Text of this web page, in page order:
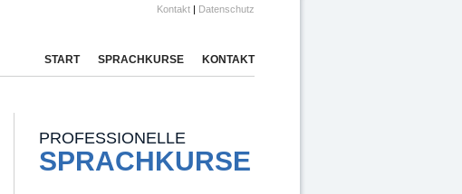
Kontakt | Datenschutz
START SPRACHKURSE KONTAKT
PROFESSIONELLE
SPRACHKURSE